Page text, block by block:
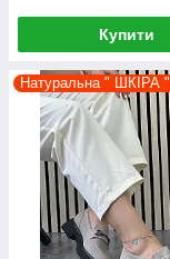
Купити
Натуральна " ШКІРА "